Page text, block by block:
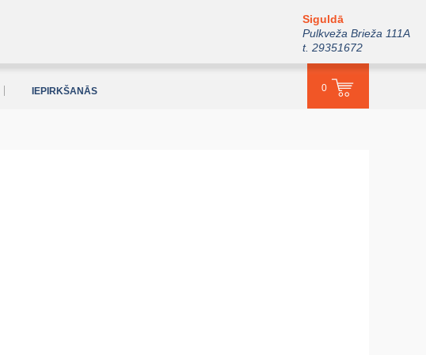
Siguldā
Pulkveža Brieža 111A
t. 29351672
IEPIRKŠANĀS 0